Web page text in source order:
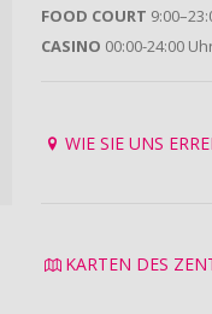
FOOD COURT
CASINO 00:00-24:00
WIE SIE UNS
KARTEN DES